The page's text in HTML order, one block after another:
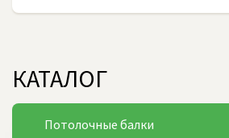
КАТАЛОГ
Потолочные балки